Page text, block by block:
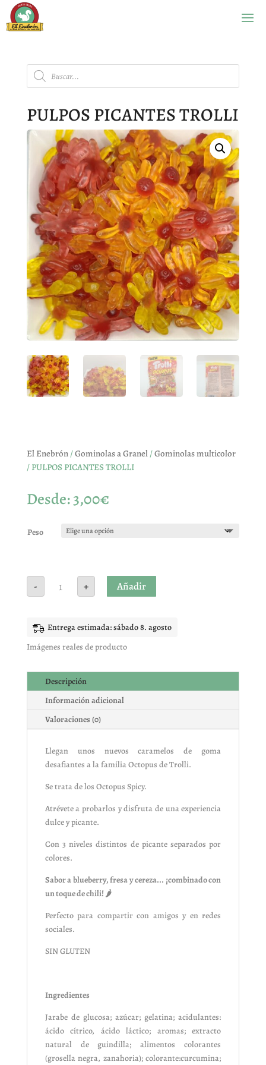
Búsqueda
de
productos
PULPOS PICANTES TROLLI
El Enebrón/Gominolas a Granel/Gominolas multicolor
/ PULPOS PICANTES TROLLI
Desde:3,00€
Peso
- PICANTES+ Añadir
Entrega estimada: sábado 8. agosto
Imágenes reales de producto
Descripción
Información adicional
Valoraciones (0)
Llegan unos nuevos caramelos de goma
desafiantes a la familia Octopus de Trolli.
Se trata de los Octopus Spicy.
Atrévete a probarlos y disfruta de una experiencia
dulce y picante.
Con 3 niveles distintos de picante separados por
colores.
Sabor a blueberry, fresa y cereza... ¡combinado con
un toque de chili! 🌶
Perfecto para compartir con amigos y en redes
sociales.
SIN GLUTEN
Ingredientes
Jarabe de glucosa; azúcar; gelatina; acidulantes:
ácido cítrico, ácido láctico; aromas; extracto
natural de guindilla; alimentos colorantes
(grosella negra, zanahoria); colorante:curcumina;